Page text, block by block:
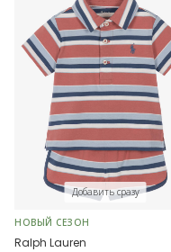
Добавить сразу
НОВЫЙ СЕЗОН
Ralph Lauren